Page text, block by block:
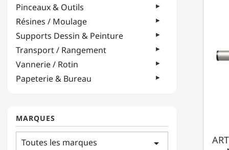
Pinceaux & Outils
Résines / Moulage
Supports Dessin & Peinture
Transport / Rangement
Vannerie / Rotin
Papeterie & Bureau
MARQUES
Toutes les marques arrow_drop_down